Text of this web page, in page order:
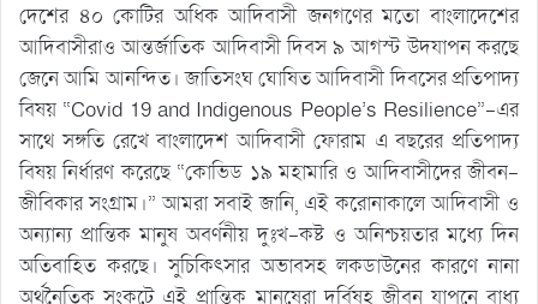
দেশের ৪০ কোটির অধিক আদিবাসী জনগণের মতো বাংলাদেশের
আদিবাসীরাও আন্তর্জাতিক আদিবাসী দিবস ৯ আগস্ট উদযাপন করছে
জেনে আমি আনন্দিত। জাতিসংঘ ঘোষিত আদিবাসী দিবসের প্রতিপাদ্য
বিষয় “Covid 19 and Indigenous People’s Resilience”-এর
সাথে সঙ্গতি রেখে বাংলাদেশ আদিবাসী ফোরাম এ বছরের প্রতিপাদ্য
বিষয় নির্ধারণ করেছে “কোভিড ১৯ মহামারি ও আদিবাসীদের জীবন-
জীবিকার সংগ্রাম।” আমরা সবাই জানি, এই করোনাকালে আদিবাসী ও
অন্যান্য প্রান্তিক মানুষ অবর্ণনীয় দুঃখ-কষ্ট ও অনিশ্চয়তার মধ্যে দিন
অতিবাহিত করছে। সুচিকিৎসার অভাবসহ লকডাউনের কারণে নানা
অর্থনৈতিক সংকটে এই প্রান্তিক মানুষেরা দুর্বিষহ জীবন যাপনে বাধ্য